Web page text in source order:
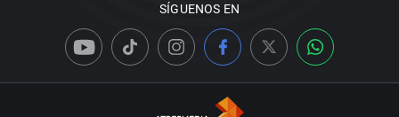
SÍGUENOS EN